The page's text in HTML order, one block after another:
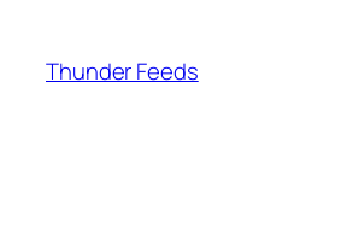
Thunder Feeds